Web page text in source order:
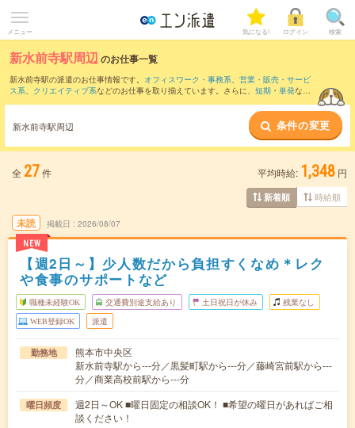
メニュー 気になる! ログイン 検索
新水前寺駅周辺のお仕事一覧
新水前寺駅の派遣のお仕事情報です。 オフィスワーク・事務系、 営業・販売・サービ
ス系、 クリエイティブ系などのお仕事を取り揃えています。さらに、 短期 ・ 単発など
また、光の森駅・
など近隣駅のお仕事もご
確認いただけます。
新水前寺駅周辺 条件の変更
全 27件 平均時給: 1,348 円
新着順 時給順
未読
NEW
掲載日 2026/08/07
【週2日～】少人数だから負担すくなめ＊レク
や食事のサポートなど
職種未経験OK 交通費別途支給あり 土日祝日が休み 残業なし
WEB登録OK 派遣
勤務地
熊本市中央区
新水前寺駅から---分／黒髪町駅から---分／藤崎宮前駅から---
分／商業高校前駅から---分
曜日頻度
週2日～OK ■曜日固定の相談OK！ ■希望の曜日があればご相
談ください！